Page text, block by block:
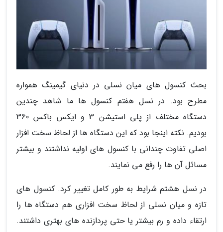
بحث کنسول های میان نسلی در دنیای گیمینگ همواره
مطرح بود. در نسل هفتم کنسول ها ما شاهد چندین
دستگاه مختلف از پلی استیشن 3 و ایکس باکس 360
بودیم. نکته اینجا بود که این دستگاه ها از لحاظ سخت افزار
اصلی تفاوت چندانی با کنسول های اولیه نداشتند و بیشتر
مسائل آن ها را رفع می نمایند.
در نسل هشتم شرایط به طور کامل تغییر کرد. کنسول های
تازه و میان نسلی از لحاظ سخت افزاری هم دستگاه ها را
ارتقاء داده و رم بیشتر یا حتی پردازنده های بهتری داشتند.